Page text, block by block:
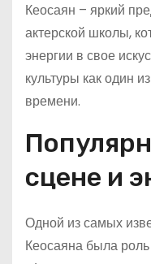
Кеосаян – яркий
актерской школы,
энергии в свое
культуры как один
времени.
сцене и
Одной из самых
Кеосаяна была